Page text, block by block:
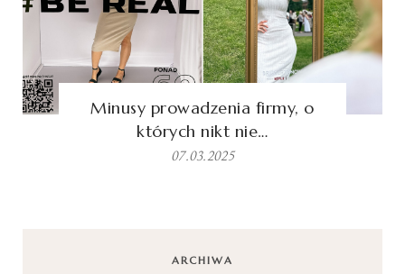
Minusy prowadzenia firmy, o
których nikt nie…
07.03.2025
ARCHIWA